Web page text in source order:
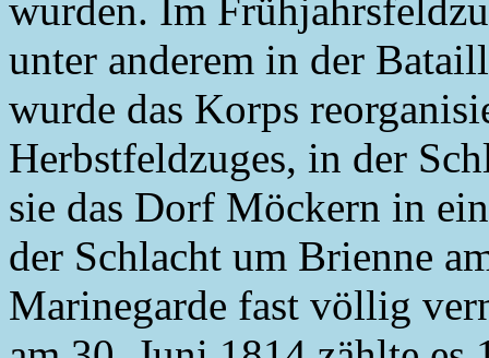
wurden. Im
unter anderem in der
wurde das Korps
Herbstfeldzuges, in der
sie das Dorf Möckern in
der Schlacht um Brienne
Marinegarde fast völlig